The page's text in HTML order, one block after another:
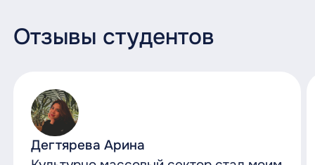
Отзывы студентов
Дегтярева Арина